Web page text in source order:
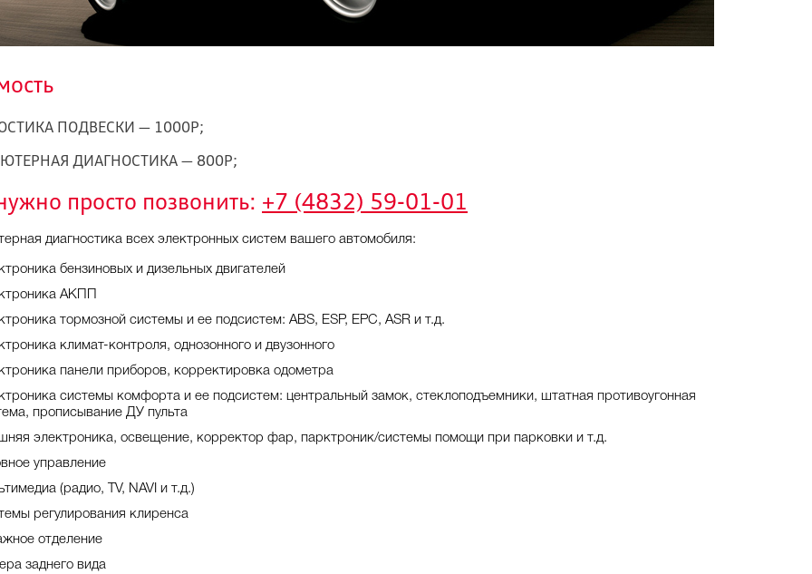
ПОДВЕСКИ — 1000Р;
ДИАГНОСТИКА — 800Р;
просто позвонить: +7 (4832) 59-01-01
диагностика всех электронных систем вашего автомобиля:
бензиновых и дизельных двигателей
АКПП
тормозной системы и ее подсистем: ABS, ESP, EPC, ASR и т.д.
климат-контроля, однозонного и двузонного
панели приборов, корректировка одометра
системы комфорта и ее подсистем: центральный замок, стеклоподъемники, штатная противоугонная
прописывание ДУ пульта
электроника, освещение, корректор фар, парктроник/системы помощи при парковки и т.д.
управление
(радио, TV, NAVI и т.д.)
регулирования клиренса
отделение
заднего вида